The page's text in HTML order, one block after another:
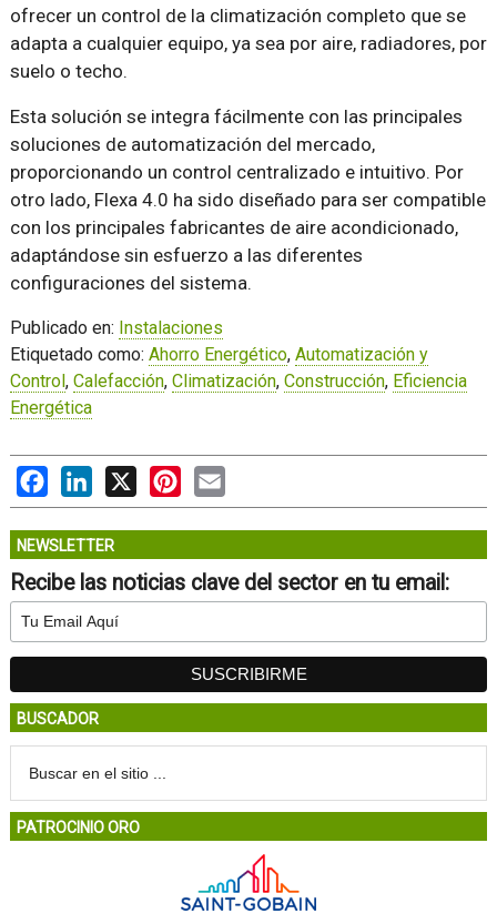
ofrecer un control de la climatización completo que se
adapta a cualquier equipo, ya sea por aire, radiadores, por
suelo o techo.
Esta solución se integra fácilmente con las principales
soluciones de automatización del mercado,
proporcionando un control centralizado e intuitivo. Por
otro lado, Flexa 4.0 ha sido diseñado para ser compatible
con los principales fabricantes de aire acondicionado,
adaptándose sin esfuerzo a las diferentes
configuraciones del sistema.
Publicado en: Instalaciones
Etiquetado como: Ahorro Energético, Automatización y
Control, Calefacción, Climatización, Construcción, Eficiencia
Energética
FacebookLinkedIn
X PinterestEmail
NEWSLETTER
Recibe las noticias clave del sector en tu email:
BUSCADOR
PATROCINIO ORO